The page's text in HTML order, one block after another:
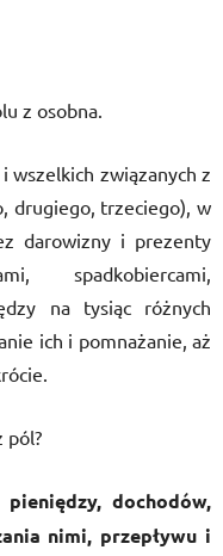
z osobna.
związanych z
drugiego, trzeciego), w
darowizny i prezenty
spadkobiercami,
na tysiąc różnych
ich i pomnażanie, aż
pól?
dochodów,
nimi, przepływu i